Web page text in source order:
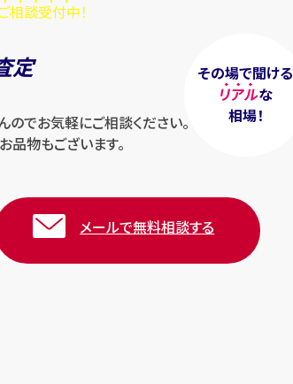
相談受付中！
その場で聞ける
リアルな
相場！
定
でお気軽にご相談ください。
物もございます。
メールで無料相談する